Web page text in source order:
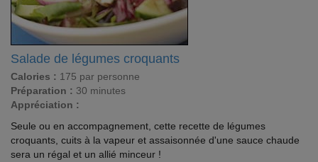
Salade de légumes croquants
Calories : 175 par personne
Préparation : 30 minutes
Appréciation :
Seule ou en accompagnement, cette recette de légumes
croquants, cuits à la vapeur et assaisonnée d'une sauce chaude
sera un régal et un allié minceur !